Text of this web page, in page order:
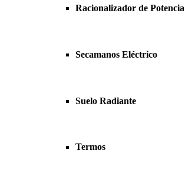
Racionalizador de Potencia
Secamanos Eléctrico
Suelo Radiante
Termos